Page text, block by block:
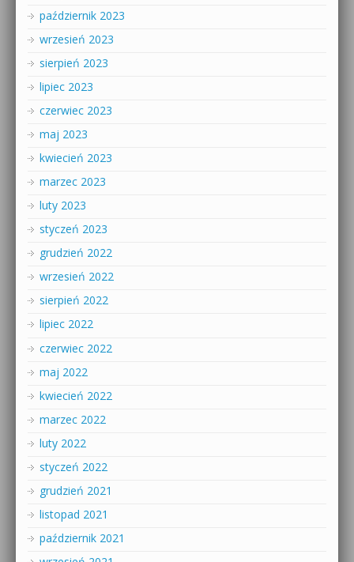
październik 2023
wrzesień 2023
sierpień 2023
lipiec 2023
czerwiec 2023
maj 2023
kwiecień 2023
marzec 2023
luty 2023
styczeń 2023
grudzień 2022
wrzesień 2022
sierpień 2022
lipiec 2022
czerwiec 2022
maj 2022
kwiecień 2022
marzec 2022
luty 2022
styczeń 2022
grudzień 2021
listopad 2021
październik 2021